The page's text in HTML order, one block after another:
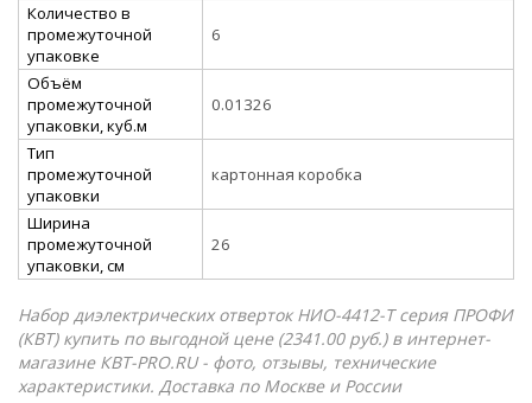
Количество в
промежуточной
упаковке
6
Объём
промежуточной
упаковки, куб.м
0.01326
Тип
промежуточной
упаковки
картонная коробка
Ширина
промежуточной
упаковки, см
26
Набор диэлектрических отверток НИО-4412-Т серия ПРОФИ
(КВТ) купить по выгодной цене (2341.00 руб.) в интернет-
магазине КВТ-PRO.RU - фото, отзывы, технические
характеристики. Доставка по Москве и России